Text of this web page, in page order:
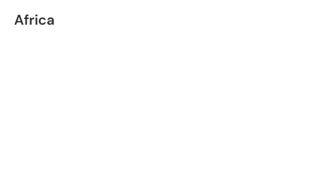
Africa